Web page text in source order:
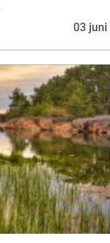
03 juni